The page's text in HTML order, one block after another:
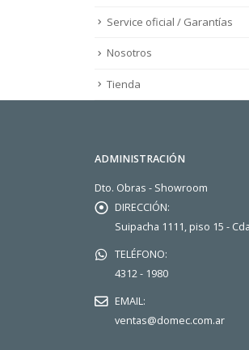
Service oficial / Garantías
Nosotros
Tienda
ADMINISTRACIÓN
Dto. Obras - Showroom
DIRECCIÓN:
Suipacha 1111, piso 15 -
TELÉFONO:
4312 - 1980
EMAIL:
ventas@domec.com.ar